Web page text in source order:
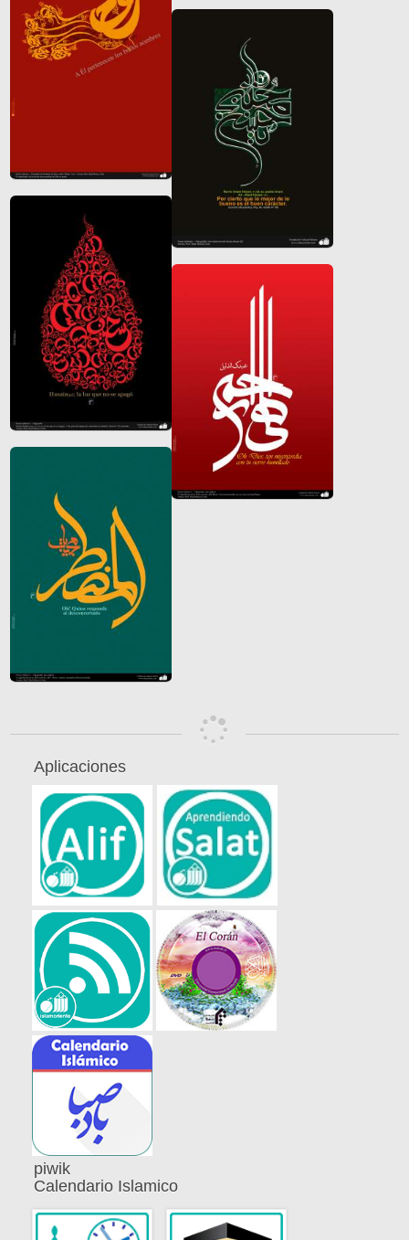
Aplicaciones
piwik
Calendario Islamico